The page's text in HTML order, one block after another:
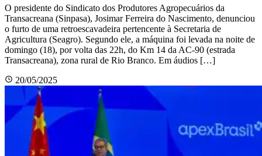
O presidente do Sindicato dos Produtores Agropecuários da
Transacreana (Sinpasa), Josimar Ferreira do Nascimento, denunciou
o furto de uma retroescavadeira pertencente à Secretaria de
Agricultura (Seagro). Segundo ele, a máquina foi levada na noite de
domingo (18), por volta das 22h, do Km 14 da AC-90 (estrada
Transacreana), zona rural de Rio Branco. Em áudios […]
20/05/2025